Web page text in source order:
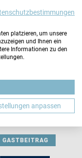
BEWERBUNG
GASTBEITRAG
platzieren, um unsere
und Ihnen ein
Informationen zu den
anpassen